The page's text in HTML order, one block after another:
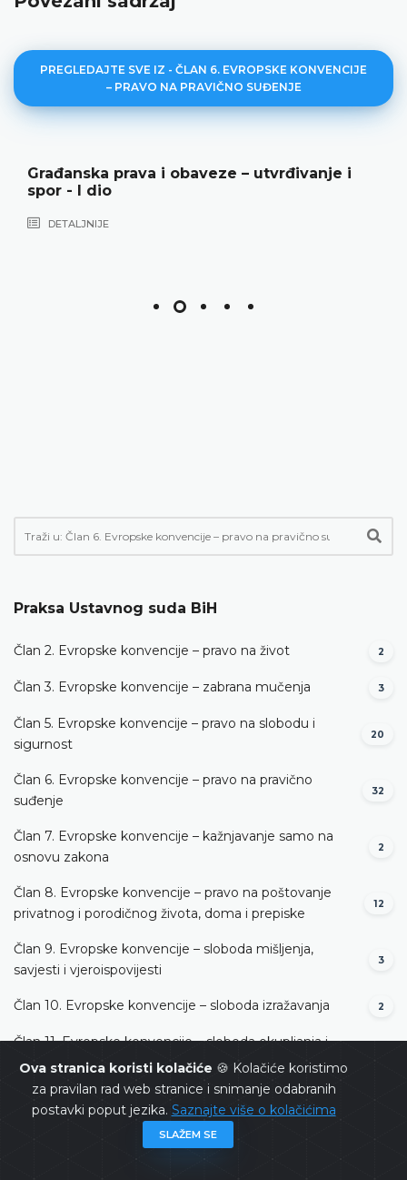
Ova stranica koristi kolačiće 🍪 Kolačiće koristimo
za pravilan rad web stranice i snimanje odabranih
postavki poput jezika. Saznajte više o kolačićima
SLAŽEM SE
PREGLEDAJTE SVE IZ - ČLAN 6. EVROPSKE KONVENCIJE
– PRAVO NA PRAVIČNO SUĐENJE
Građanska prava i obaveze – utvrđivanje i
spor - I dio
DETALJNIJE
Praksa Ustavnog suda BiH
Član 2. Evropske konvencije – pravo na život 2
Član 3. Evropske konvencije – zabrana mučenja 3
Član 5. Evropske konvencije – pravo na slobodu i
sigurnost
20
Član 6. Evropske konvencije – pravo na pravično
suđenje
32
Član 7. Evropske konvencije – kažnjavanje samo na
osnovu zakona
2
Član 8. Evropske konvencije – pravo na poštovanje
privatnog i porodičnog života, doma i prepiske
12
Član 9. Evropske konvencije – sloboda mišljenja,
savjesti i vjeroispovijesti
3
Član 10. Evropske konvencije – sloboda izražavanja 2
Član 11. Evropske konvencije – sloboda okupljanja i
udruživanja
Član 13. Evropske konvencije – pravo na djelotvoran
pravni lijek